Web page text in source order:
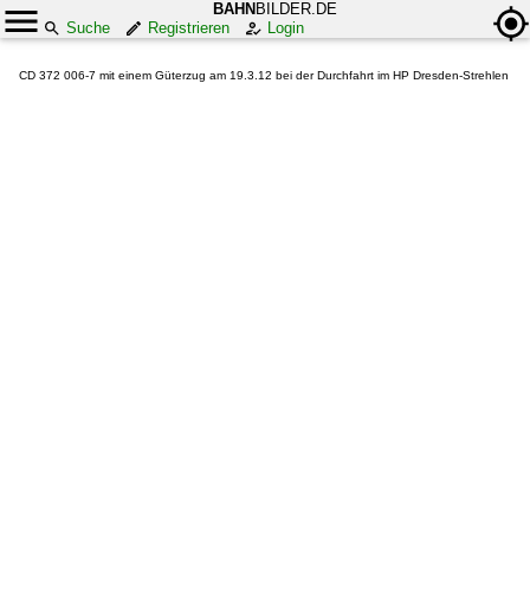
BAHN BILDER.DE
Suche
Registrieren Login
CD 372 006-7 mit einem Güterzug am 19.3.12 bei der Durchfahrt im HP Dresden-Strehlen